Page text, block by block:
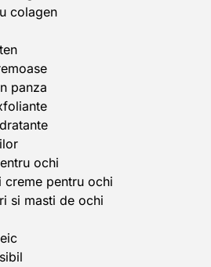
colagen
panza
ochi
creme pentru ochi
si masti de ochi